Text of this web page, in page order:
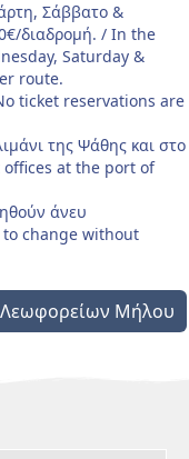
Σάββατο &
διαδρομή. / In the
Saturday &
route.
ticket reservations are
της Ψάθης και στο
offices at the port of
άνευ
to change without
Μήλου